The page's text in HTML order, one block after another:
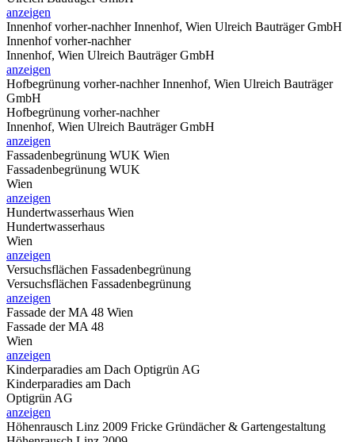
anzeigen
Innenhof vorher-nachherInnenhof, Wien Ulreich Bauträger GmbH
Innenhof vorher-nachher
Innenhof, Wien Ulreich Bauträger GmbH
anzeigen
Hofbegrünung vorher-nachherInnenhof, Wien Ulreich Bauträger
GmbH
Hofbegrünung vorher-nachher
Innenhof, Wien Ulreich Bauträger GmbH
anzeigen
Fassadenbegrünung WUK Wien
Fassadenbegrünung WUK
Wien
anzeigen
Hundertwasserhaus Wien
Hundertwasserhaus
Wien
anzeigen
Versuchsflächen Fassadenbegrünung
Versuchsflächen Fassadenbegrünung
anzeigen
Fassade der MA 48 Wien
Fassade der MA 48
Wien
anzeigen
Kinderparadies am Dach Optigrün AG
Kinderparadies am Dach
Optigrün AG
anzeigen
Höhenrausch Linz 2009 Fricke Gründächer & Gartengestaltung